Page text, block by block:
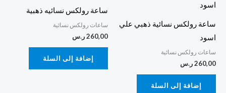
ساعة رولكس نسائية ذهبي علي
اسود
ساعات رولكس نسائية
260,00ر.س
إضافة إلى السلة
ساعة رولكس نسائيه ذهبية
ساعات رولكس نسائية
260,00ر.س
إضافة إلى السلة